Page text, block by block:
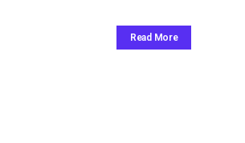
Read More